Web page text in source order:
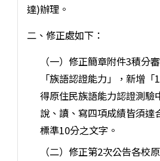
達)辦理。
二、修正處如下：
（一）修正簡章附件3積分
「族語認證能力」，新增
得原住民族語能力認證測驗
說、讀、寫四項成績皆須達
標準10分之文字。
（二）修正第2次公告各校